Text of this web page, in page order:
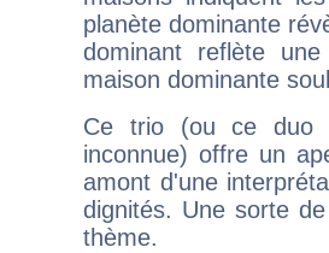
planète dominante
dominant reflète
maison dominante
Ce trio (ou ce duo
inconnue) offre un
amont d'une
dignités. Une sorte
thème.